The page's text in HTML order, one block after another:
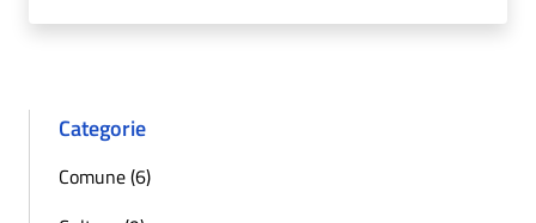
Categorie
Comune (6)